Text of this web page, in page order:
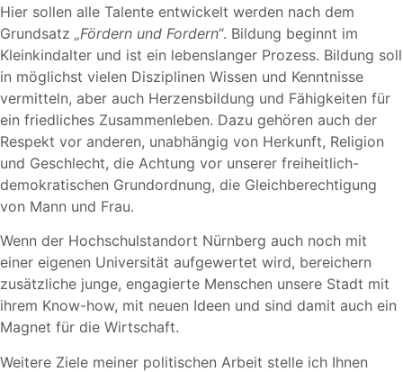
Hier sollen alle Talente entwickelt werden nach dem
Grundsatz „Fördern und Fordern“. Bildung beginnt im
Kleinkindalter und ist ein lebenslanger Prozess. Bildung soll
in möglichst vielen Disziplinen Wissen und Kenntnisse
vermitteln, aber auch Herzensbildung und Fähigkeiten für
ein friedliches Zusammenleben. Dazu gehören auch der
Respekt vor anderen, unabhängig von Herkunft, Religion
und Geschlecht, die Achtung vor unserer freiheitlich-
demokratischen Grundordnung, die Gleichberechtigung
von Mann und Frau.
Wenn der Hochschulstandort Nürnberg auch noch mit
einer eigenen Universität aufgewertet wird, bereichern
zusätzliche junge, engagierte Menschen unsere Stadt mit
ihrem Know-how, mit neuen Ideen und sind damit auch ein
Magnet für die Wirtschaft.
Weitere Ziele meiner politischen Arbeit stelle ich Ihnen